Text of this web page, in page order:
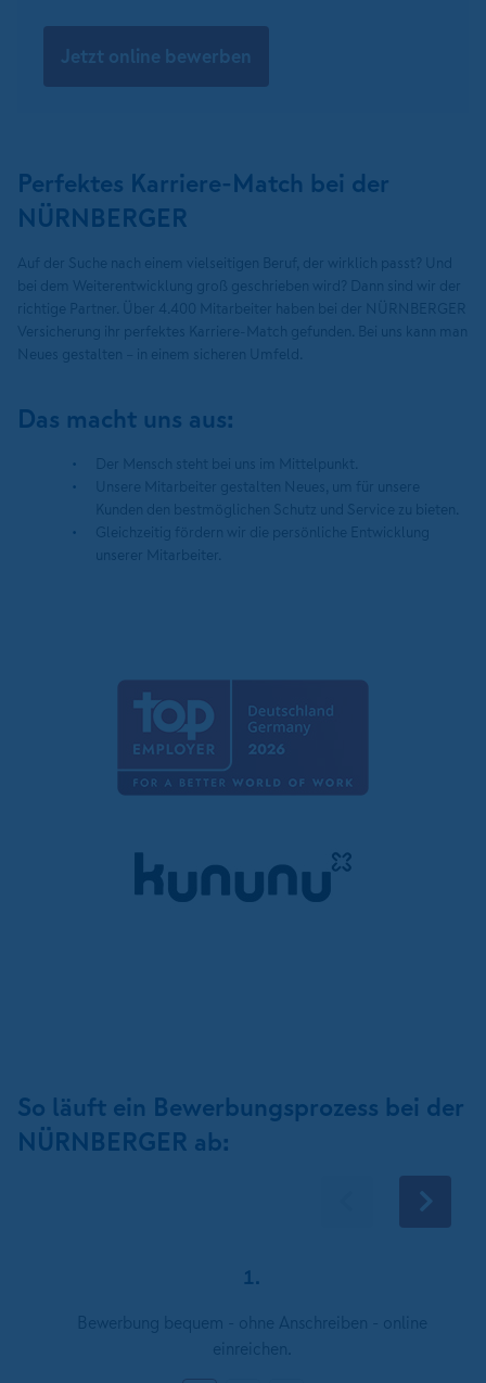
Jetzt online bewerben
Perfektes Karriere-Match bei der
NÜRNBERGER
Das macht uns aus:
So läuft ein Bewerbungsprozess bei der
NÜRNBERGER ab:
1.